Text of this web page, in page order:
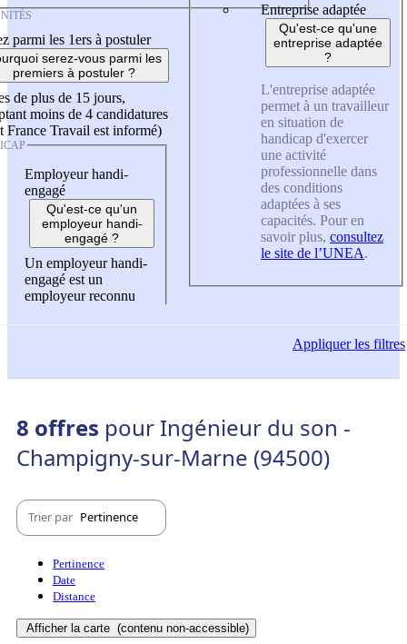
parmi les 1ers à postuler
serez-vous parmi les
premiers à postuler ?
de plus de 15 jours,
moins de 4 candidatures
France Travail est informé)
Employeur handi-
engagé
Qu'est-ce qu'un
employeur handi-
engagé ?
Un employeur handi-
engagé est un
employeur reconnu
Entreprise adaptée
Qu'est-ce qu'une
entreprise adaptée
?
L'entreprise adaptée
permet à un travailleur
en situation de
handicap d'exercer
une activité
professionnelle dans
des conditions
adaptées à ses
capacités. Pour en
savoir plus, consultez
le site de l’UNEA.
Appliquerles filtres
8 offres pour Ingénieur du son -
Champigny-sur-Marne (94500)
Trier par Pertinence
Pertinence
Date
Distance
Afficher la carte (contenu non-accessible)